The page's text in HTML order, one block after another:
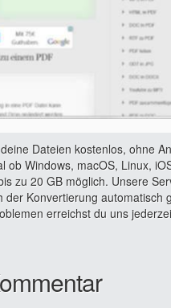
Dateien kostenlos, ohne
ob Windows, macOS, Linux,
zu 20 GB möglich. Unsere
Konvertierung
erreichst du uns